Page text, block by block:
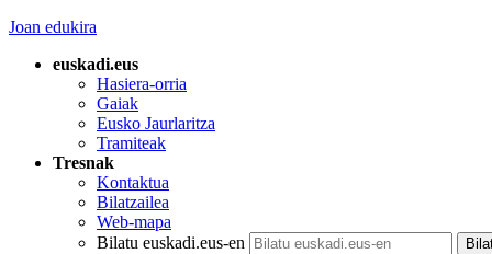
Joan edukira
euskadi.eus
Hasiera-orria
Gaiak
Eusko Jaurlaritza
Tramiteak
Tresnak
Kontaktua
Bilatzailea
Web-mapa
Bilatu euskadi.eus-en